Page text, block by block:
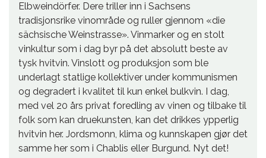
Elbweindörfer. Dere triller inn i Sachsens
tradisjonsrike vinområde og ruller gjennom «die
sächsische Weinstrasse». Vinmarker og en stolt
vinkultur som i dag byr på det absolutt beste av
tysk hvitvin. Vinslott og produksjon som ble
underlagt statlige kollektiver under kommunismen
og degradert i kvalitet til kun enkel bulkvin. I dag,
med vel 20 års privat foredling av vinen og tilbake til
folk som kan druekunsten, kan det drikkes ypperlig
hvitvin her. Jordsmonn, klima og kunnskapen gjør det
samme her som i Chablis eller Burgund. Nyt det!